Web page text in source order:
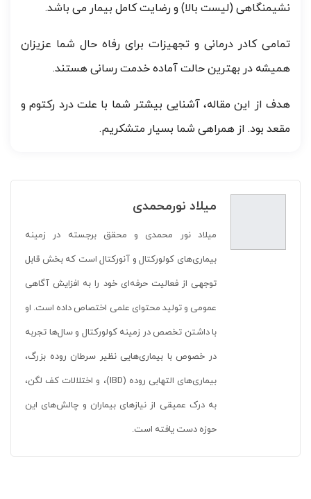
نشیمنگاهی (لیست بالا) و رضایت کامل بیمار می باشد.
تمامی کادر درمانی و تجهیزات برای رفاه حال شما عزیزان
همیشه در بهترین حالت آماده خدمت رسانی هستند.
هدف از این مقاله، آشنایی بیشتر شما با علت درد رکتوم و
مقعد بود. از همراهی شما بسیار متشکریم.
میلاد نورمحمدی
میلاد نور محمدی و محقق برجسته در زمینه
بیماری‌های کولورکتال و آنورکتال است که بخش قابل
توجهی از فعالیت حرفه‌ای خود را به افزایش آگاهی
عمومی و تولید محتوای علمی اختصاص داده است. او
با داشتن تخصص در زمینه کولورکتال و سال‌ها تجربه
در خصوص با بیماری‌هایی نظیر سرطان روده بزرگ،
بیماری‌های التهابی روده (IBD)، و اختلالات کف لگن،
به درک عمیقی از نیازهای بیماران و چالش‌های این
حوزه دست یافته است.